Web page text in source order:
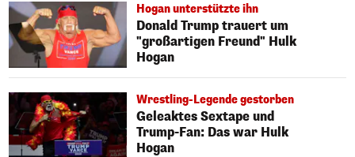
Hogan unterstützte ihn
Donald Trump trauert um
"großartigen Freund" Hulk
Hogan
Wrestling-Legende gestorben
Geleaktes Sextape und
Trump-Fan: Das war Hulk
Hogan